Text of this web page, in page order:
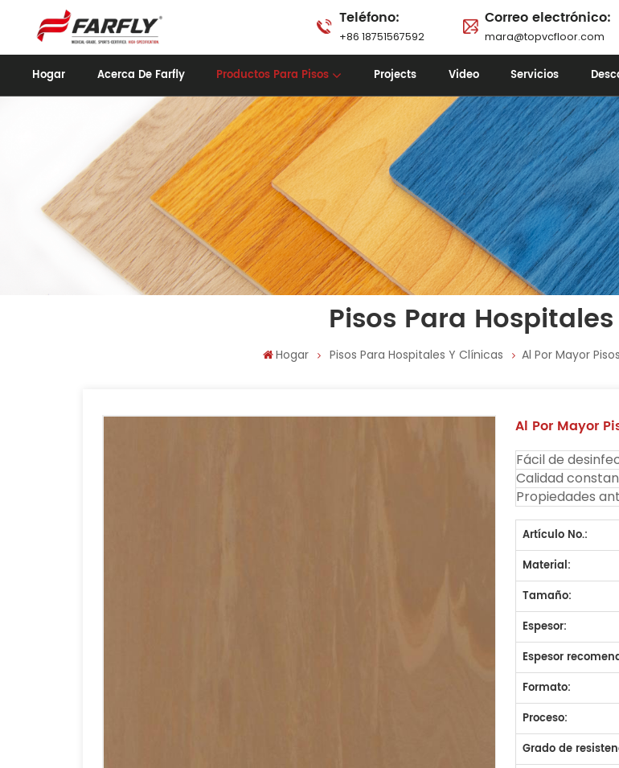
Teléfono:
+86 18751567592
Correo electrónico:
mara@topvcfloor.com
Hogar Acerca De Farfly Productos Para Pisos Projects Video Servicios
Pisos Para
Hogar Pisos Para Hospitales Y Clínicas Al Por Mayor
Al Por Mayor
Fácil de
Calidad
Propiedades
Artículo No.:
Material:
Tamaño:
Espesor:
Espesor
Formato:
Proceso:
Grado de